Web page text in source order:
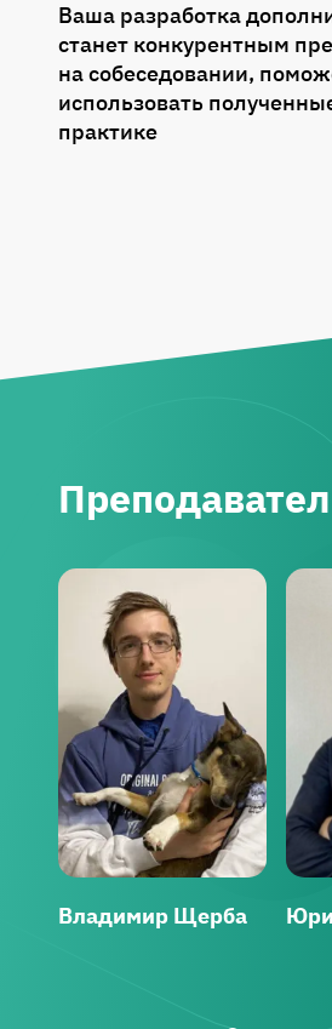
Ваша разработка
станет конкурентным
на собеседовании,
использовать
практике
Владимир Щерба